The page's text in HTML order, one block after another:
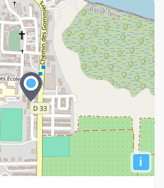
i